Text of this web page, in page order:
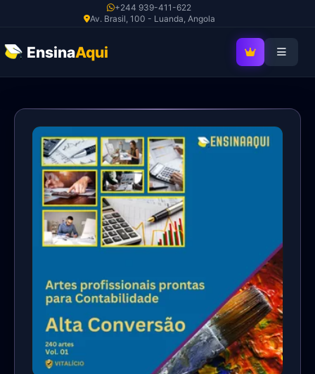
+244 939-411-622
Av. Brasil, 100 - Luanda, Angola
EnsinaAqui SEJA MEMBRO
o
conteúdo
Artes
profissionais
para
Contabilidade
quantidade